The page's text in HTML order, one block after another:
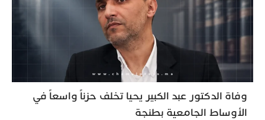
وفاة الدكتور عبد الكبير يحيا تخلف حزناً واسعاً في
الأوساط الجامعية بطنجة